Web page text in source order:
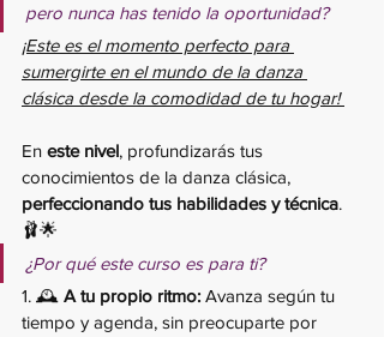
pero nunca has tenido la oportunidad?
¡Este es el momento perfecto para
sumergirte en el mundo de la danza
clásica desde la comodidad de tu hogar!
En este nivel, profundizarás tus
conocimientos de la danza clásica,
perfeccionando tus habilidades y técnica.
🩰🌟
¿Por qué este curso es para ti?
1. 🕰️ A tu propio ritmo: Avanza según tu
tiempo y agenda, sin preocuparte por